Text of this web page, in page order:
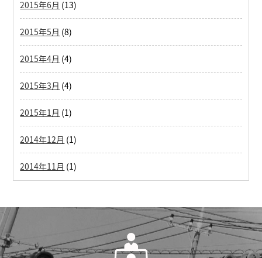
2015年6月 (13)
2015年5月 (8)
2015年4月 (4)
2015年3月 (4)
2015年1月 (1)
2014年12月 (1)
2014年11月 (1)